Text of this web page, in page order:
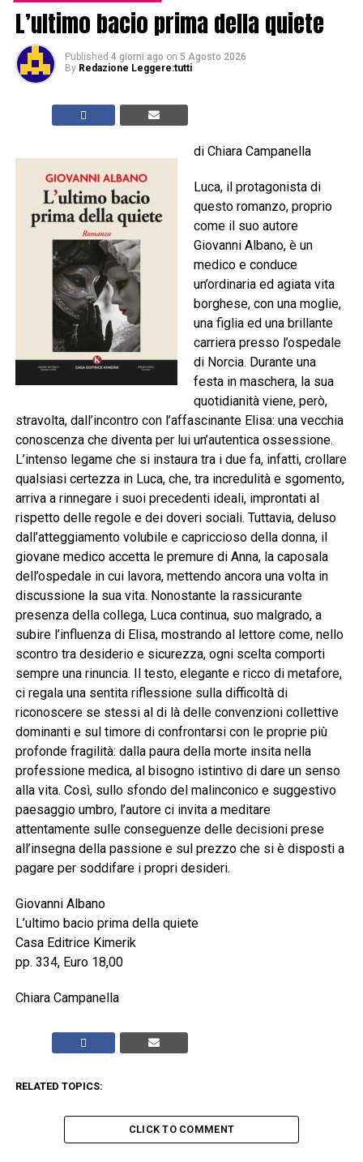
L’ultimo bacio prima della quiete
Published 4 giorni ago on 5 Agosto 2026
By Redazione Leggere:tutti
di Chiara Campanella
Luca, il protagonista di
questo romanzo, proprio
come il suo autore
Giovanni Albano, è un
medico e conduce
un’ordinaria ed agiata vita
borghese, con una moglie,
una figlia ed una brillante
carriera presso l’ospedale
di Norcia. Durante una
festa in maschera, la sua
quotidianità viene, però,
stravolta, dall’incontro con l’affascinante Elisa: una vecchia
conoscenza che diventa per lui un’autentica ossessione.
L’intenso legame che si instaura tra i due fa, infatti, crollare
qualsiasi certezza in Luca, che, tra incredulità e sgomento,
arriva a rinnegare i suoi precedenti ideali, improntati al
rispetto delle regole e dei doveri sociali. Tuttavia, deluso
dall’atteggiamento volubile e capriccioso della donna, il
giovane medico accetta le premure di Anna, la caposala
dell’ospedale in cui lavora, mettendo ancora una volta in
discussione la sua vita. Nonostante la rassicurante
presenza della collega, Luca continua, suo malgrado, a
subire l’influenza di Elisa, mostrando al lettore come, nello
scontro tra desiderio e sicurezza, ogni scelta comporti
sempre una rinuncia. Il testo, elegante e ricco di metafore,
ci regala una sentita riflessione sulla difficoltà di
riconoscere se stessi al di là delle convenzioni collettive
dominanti e sul timore di confrontarsi con le proprie più
profonde fragilità: dalla paura della morte insita nella
professione medica, al bisogno istintivo di dare un senso
alla vita. Così, sullo sfondo del malinconico e suggestivo
paesaggio umbro, l’autore ci invita a meditare
attentamente sulle conseguenze delle decisioni prese
all’insegna della passione e sul prezzo che si è disposti a
pagare per soddifare i propri desideri.
Giovanni Albano
L’ultimo bacio prima della quiete
Casa Editrice Kimerik
pp. 334, Euro 18,00
Chiara Campanella
RELATED TOPICS:
CLICK TO COMMENT